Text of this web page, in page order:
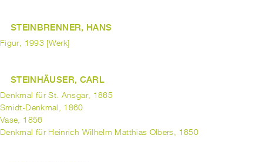
STEINBRENNER, HANS
Figur, 1993 [Werk]
STEINHÄUSER, CARL
Denkmal für St. Ansgar, 1865
Smidt-Denkmal, 1860
Vase, 1856
Denkmal für Heinrich Wilhelm Matthias Olbers, 1850